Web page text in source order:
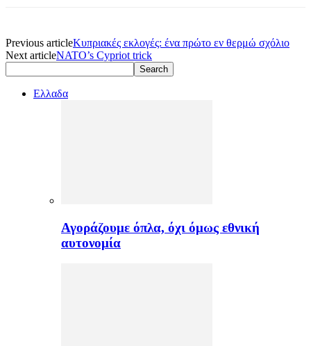
Previous articleΚυπριακές εκλογές: ένα πρώτο εν θερμώ σχόλιο
Next articleNATO’s Cypriot trick
Ελλαδα
Αγοράζουμε όπλα, όχι όμως εθνική
αυτονομία